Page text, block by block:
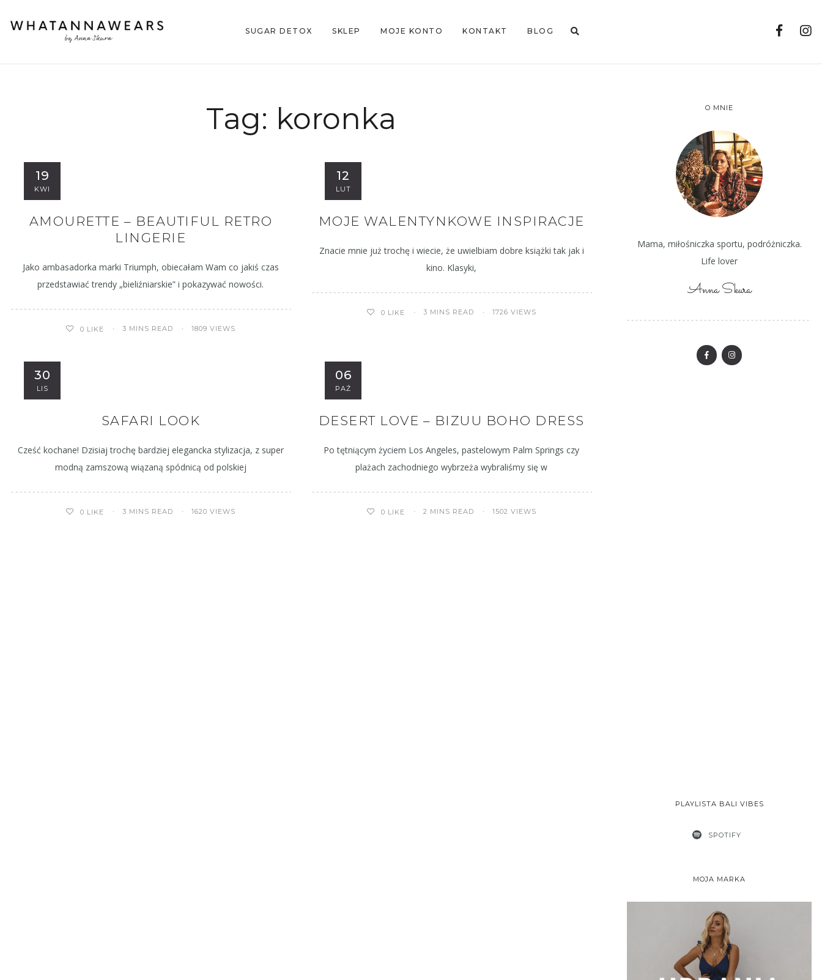
SUGAR DETOX SKLEP MOJE KONTO KONTAKT BLOG
Tag: koronka
19
KWI
AMOURETTE – BEAUTIFUL RETRO
LINGERIE
Jako ambasadorka marki Triumph, obiecałam Wam co jakiś czas
przedstawiać trendy „bieliźniarskie” i pokazywać nowości.
0 LIKE 3 MINS READ 1809 VIEWS
12
LUT
MOJE WALENTYNKOWE INSPIRACJE
Znacie mnie już trochę i wiecie, że uwielbiam dobre książki tak jak i
kino. Klasyki,
0 LIKE 3 MINS READ 1726 VIEWS
30
LIS
SAFARI LOOK
Cześć kochane! Dzisiaj trochę bardziej elegancka stylizacja, z super
modną zamszową wiązaną spódnicą od polskiej
0 LIKE 3 MINS READ 1620 VIEWS
06
PAŹ
DESERT LOVE – BIZUU BOHO DRESS
Po tętniącym życiem Los Angeles, pastelowym Palm Springs czy
plażach zachodniego wybrzeża wybraliśmy się w
0 LIKE 2 MINS READ 1502 VIEWS
O MNIE
Mama, miłośniczka sportu, podróżniczka.
Life lover
Anna Skura
PLAYLISTA BALI VIBES
SPOTIFY
MOJA MARKA